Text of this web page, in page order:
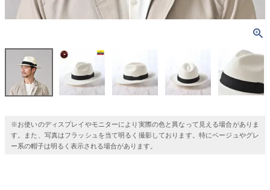
※お使いのディスプレイやモニターにより実際の色と異なって見える場合がありま
す。また、写真はフラッシュを当て明るく撮影しております。特にベージュやグレ
ー系の帽子は明るく表示される場合があります。